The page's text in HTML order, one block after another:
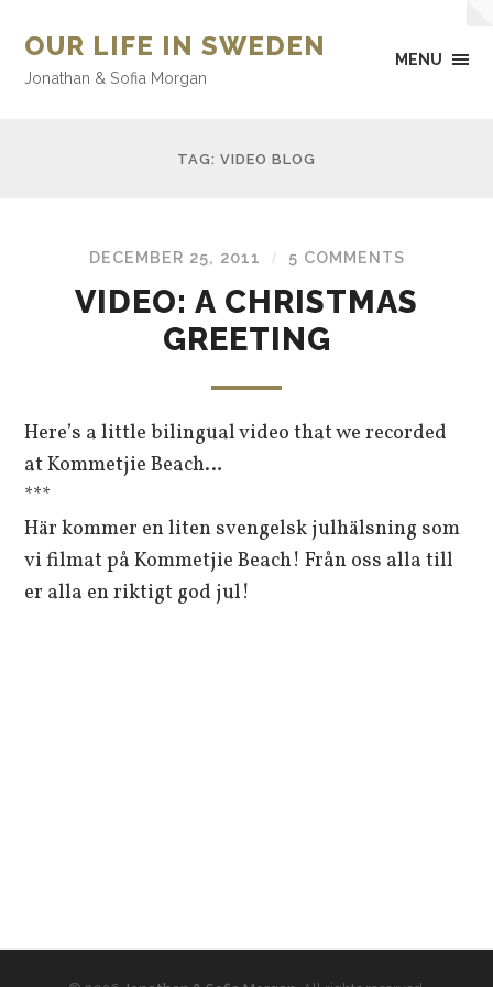
OUR LIFE IN SWEDEN
Jonathan & Sofia Morgan
MENU
TAG: VIDEO BLOG
DECEMBER 25, 2011 / 5 COMMENTS
VIDEO: A CHRISTMAS
GREETING
Here’s a little bilingual video that we recorded
at Kommetjie Beach…
***
Här kommer en liten svengelsk julhälsning som
vi filmat på Kommetjie Beach! Från oss alla till
er alla en riktigt god jul!